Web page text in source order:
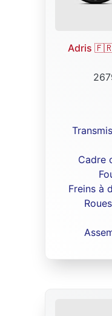
Adris
Cadre
Freins à
Roues